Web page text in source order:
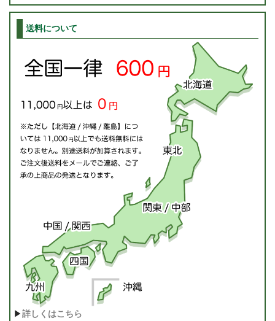
送料について
▶詳しくはこちら